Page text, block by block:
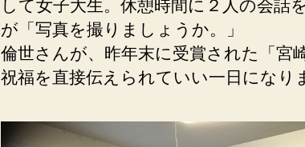
して女子大生。休憩時間に２人の会話
が「写真を撮りましょうか。」
倫世さんが、昨年末に受賞された「宮
祝福を直接伝えられていい一日になり